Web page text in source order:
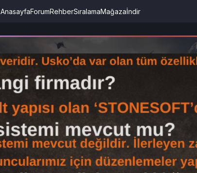
AnasayfaForumRehberSıralamaMağazaİndir